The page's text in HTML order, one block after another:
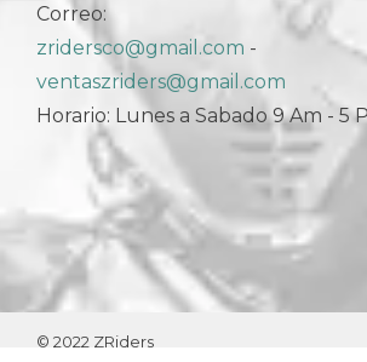
Correo:
zridersco@gmail.com -
ventaszriders@gmail.com
Horario: Lunes a Sabado 9 Am - 5
© 2022 ZRiders